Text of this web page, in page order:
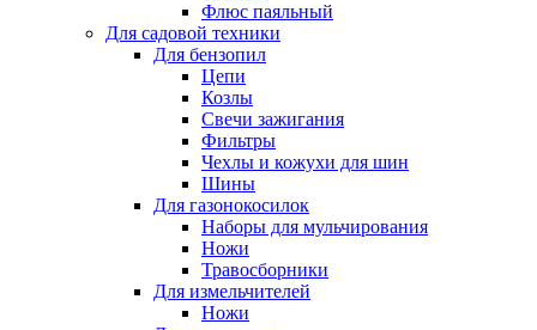
Флюс паяльный
Для садовой техники
Для бензопил
Цепи
Козлы
Свечи зажигания
Фильтры
Чехлы и кожухи для шин
Шины
Для газонокосилок
Наборы для мульчирования
Ножи
Травосборники
Для измельчителей
Ножи